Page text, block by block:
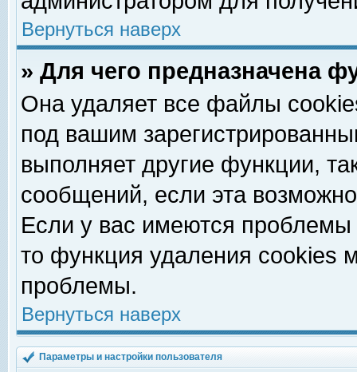
Вернуться наверх
» Для чего предназначена
Она удаляет все файлы
под вашим
выполняет другие функции,
сообщений, если эта
Если у вас имеются
то функция удаления cookies
проблемы.
Вернуться наверх
Параметры и настройки пользователя